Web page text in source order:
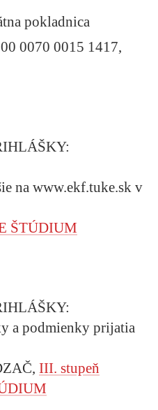
pokladnica
0070 0015 1417,
na www.ekf.tuke.sk v
ŠTÚDIUM
a podmienky prijatia
III. stupeň